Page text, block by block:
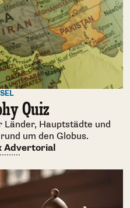
Quiz
Länder, Hauptstädte und
um den Globus.
Advertorial